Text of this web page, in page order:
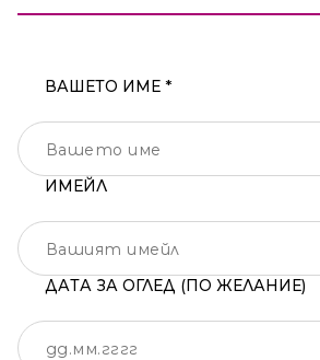
ВАШЕТО ИМЕ *
ИМЕЙЛ
ДАТА ЗА ОГЛЕД (ПО ЖЕЛАНИЕ)